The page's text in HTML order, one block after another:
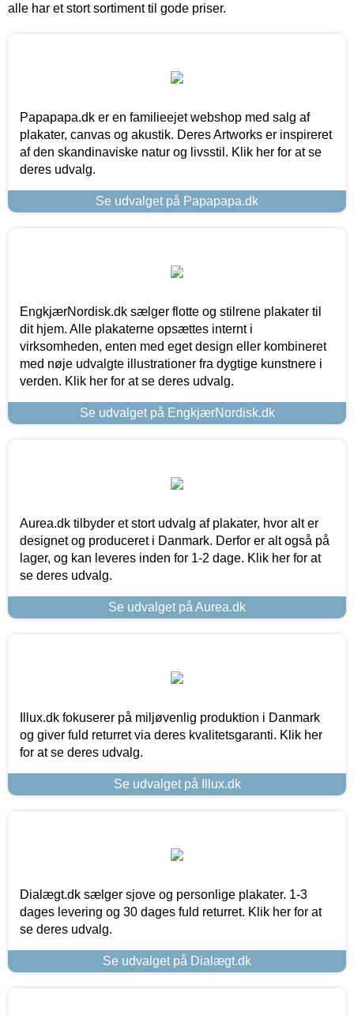
alle har et stort sortiment til gode priser.
Papapapa.dk er en familieejet webshop med salg af
plakater, canvas og akustik. Deres Artworks er inspireret
af den skandinaviske natur og livsstil. Klik her for at se
deres udvalg.
Se udvalget på Papapapa.dk
EngkjærNordisk.dk sælger flotte og stilrene plakater til
dit hjem. Alle plakaterne opsættes internt i
virksomheden, enten med eget design eller kombineret
med nøje udvalgte illustrationer fra dygtige kunstnere i
verden. Klik her for at se deres udvalg.
Se udvalget på EngkjærNordisk.dk
Aurea.dk tilbyder et stort udvalg af plakater, hvor alt er
designet og produceret i Danmark. Derfor er alt også på
lager, og kan leveres inden for 1-2 dage. Klik her for at
se deres udvalg.
Se udvalget på Aurea.dk
Illux.dk fokuserer på miljøvenlig produktion i Danmark
og giver fuld returret via deres kvalitetsgaranti. Klik her
for at se deres udvalg.
Se udvalget på Illux.dk
Dialægt.dk sælger sjove og personlige plakater. 1-3
dages levering og 30 dages fuld returret. Klik her for at
se deres udvalg.
Se udvalget på Dialægt.dk